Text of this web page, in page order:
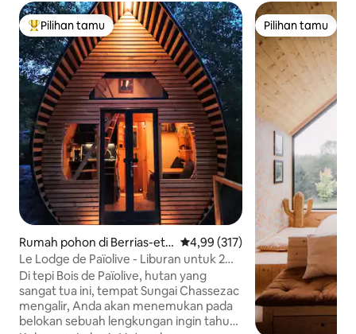
Pilihan tamu terpopuler
Pilihan tamu
Rumah pohon di Berrias-et-
Casteljau
Nilai rata-rata 4,99 dari 5, 317
4,99 (317)
Le Lodge de Païolive - Liburan untuk 2
orang di selatan Ardèche
Di tepi Bois de Païolive, hutan yang
sangat tua ini, tempat Sungai Chassezac
mengalir, Anda akan menemukan pada
belokan sebuah lengkungan ingin tahu
Pilihan tamu
Pilihan tamu